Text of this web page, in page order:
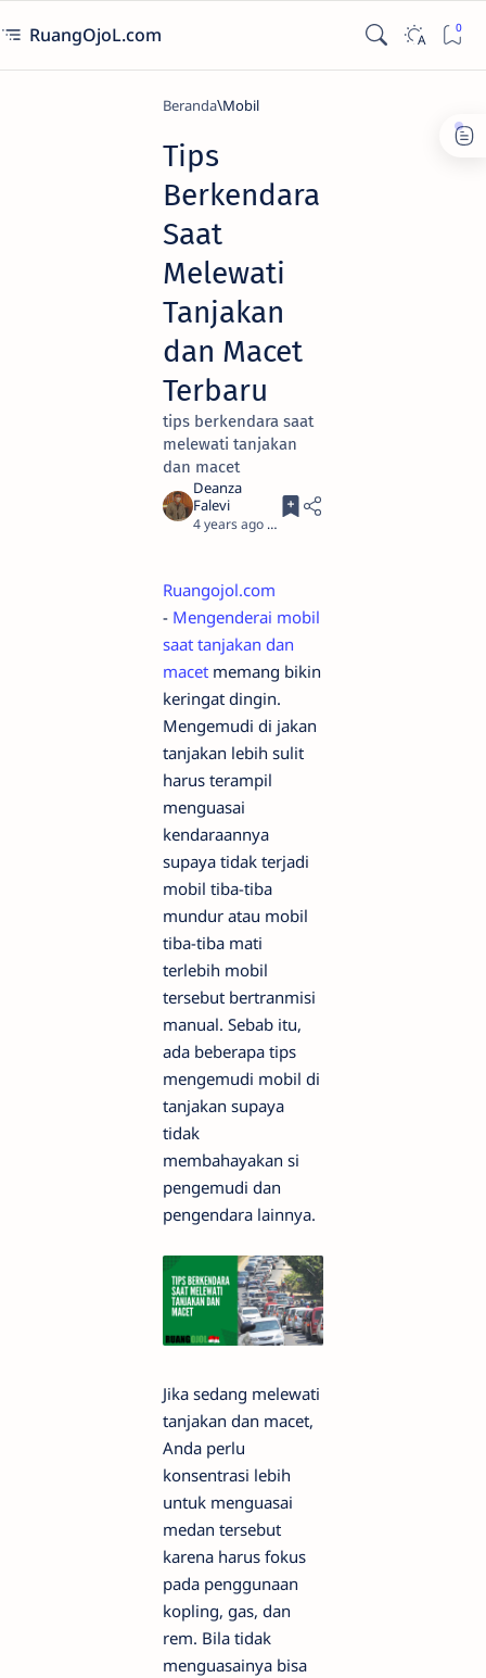
RuangOjoL.com
Beranda Mobil
Tips
Berkendara
Saat
Melewati
Tanjakan
dan Macet
Terbaru
tips berkendara saat
melewati tanjakan
dan macet
4 years ago 3
Ruangojol.com
- Mengenderai mobil
saat tanjakan dan
macet memang bikin
keringat dingin.
Mengemudi di jakan
tanjakan lebih sulit
harus terampil
menguasai
kendaraannya
supaya tidak terjadi
mobil tiba-tiba
mundur atau mobil
tiba-tiba mati
terlebih mobil
tersebut bertranmisi
manual. Sebab itu,
ada beberapa tips
mengemudi mobil di
tanjakan supaya
tidak
membahayakan si
pengemudi dan
pengendara lainnya.
Jika sedang melewati
tanjakan dan macet,
Anda perlu
konsentrasi lebih
untuk menguasai
medan tersebut
karena harus fokus
pada penggunaan
kopling, gas, dan
rem. Bila tidak
menguasainya bisa